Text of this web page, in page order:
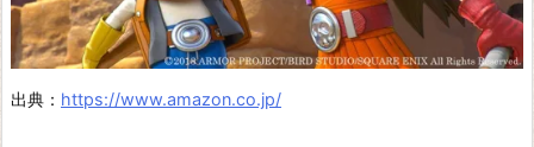
出典： https://www.amazon.co.jp/